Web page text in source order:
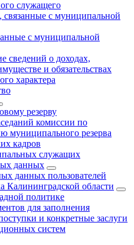
служащего
связанные с муниципальной
с муниципальной
сведений о доходах,
и обязательствах
характера
резерву
комиссии по
муниципального резерва
кадров
служащих
данных
данных пользователей
Калининградской области
политике
для заполнения
и конкретные заслуги
систем